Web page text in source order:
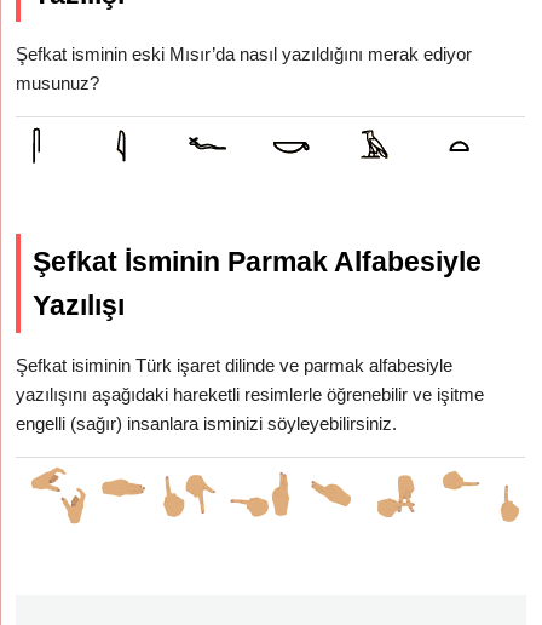
Şefkat isminin eski Mısır’da nasıl yazıldığını merak ediyor
musunuz?
Şefkat İsminin Parmak Alfabesiyle
Yazılışı
Şefkat isiminin Türk işaret dilinde ve parmak alfabesiyle
yazılışını aşağıdaki hareketli resimlerle öğrenebilir ve işitme
engelli (sağır) insanlara isminizi söyleyebilirsiniz.